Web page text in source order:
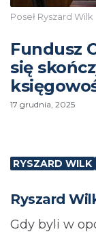
Poseł Ryszard Wilk
Fundusz
się
17 grudnia, 2025
RYSZARD WILK
Ryszard
Gdy byli w